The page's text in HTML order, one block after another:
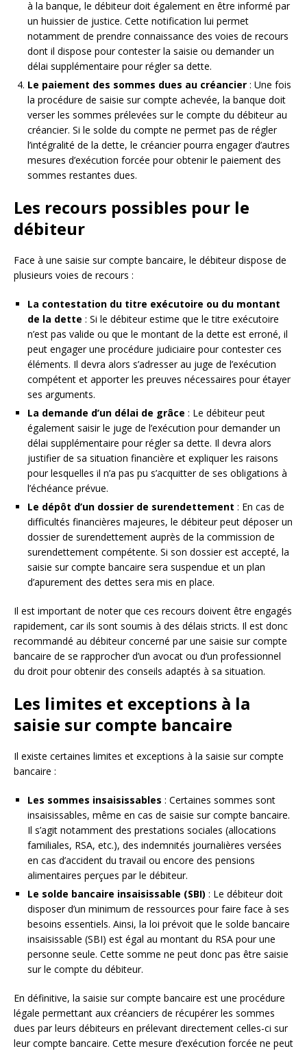
à la banque, le débiteur doit également en être informé par
un huissier de justice. Cette notification lui permet
notamment de prendre connaissance des voies de recours
dont il dispose pour contester la saisie ou demander un
délai supplémentaire pour régler sa dette.
Le paiement des sommes dues au créancier : Une fois
la procédure de saisie sur compte achevée, la banque doit
verser les sommes prélevées sur le compte du débiteur au
créancier. Si le solde du compte ne permet pas de régler
l’intégralité de la dette, le créancier pourra engager d’autres
mesures d’exécution forcée pour obtenir le paiement des
sommes restantes dues.
Les recours possibles pour le
débiteur
Face à une saisie sur compte bancaire, le débiteur dispose de
plusieurs voies de recours :
La contestation du titre exécutoire ou du montant
de la dette : Si le débiteur estime que le titre exécutoire
n’est pas valide ou que le montant de la dette est erroné, il
peut engager une procédure judiciaire pour contester ces
éléments. Il devra alors s’adresser au juge de l’exécution
compétent et apporter les preuves nécessaires pour étayer
ses arguments.
La demande d’un délai de grâce : Le débiteur peut
également saisir le juge de l’exécution pour demander un
délai supplémentaire pour régler sa dette. Il devra alors
justifier de sa situation financière et expliquer les raisons
pour lesquelles il n’a pas pu s’acquitter de ses obligations à
l’échéance prévue.
Le dépôt d’un dossier de surendettement : En cas de
difficultés financières majeures, le débiteur peut déposer un
dossier de surendettement auprès de la commission de
surendettement compétente. Si son dossier est accepté, la
saisie sur compte bancaire sera suspendue et un plan
d’apurement des dettes sera mis en place.
Il est important de noter que ces recours doivent être engagés
rapidement, car ils sont soumis à des délais stricts. Il est donc
recommandé au débiteur concerné par une saisie sur compte
bancaire de se rapprocher d’un avocat ou d’un professionnel
du droit pour obtenir des conseils adaptés à sa situation.
Les limites et exceptions à la
saisie sur compte bancaire
Il existe certaines limites et exceptions à la saisie sur compte
bancaire :
Les sommes insaisissables : Certaines sommes sont
insaisissables, même en cas de saisie sur compte bancaire.
Il s’agit notamment des prestations sociales (allocations
familiales, RSA, etc.), des indemnités journalières versées
en cas d’accident du travail ou encore des pensions
alimentaires perçues par le débiteur.
Le solde bancaire insaisissable (SBI) : Le débiteur doit
disposer d’un minimum de ressources pour faire face à ses
besoins essentiels. Ainsi, la loi prévoit que le solde bancaire
insaisissable (SBI) est égal au montant du RSA pour une
personne seule. Cette somme ne peut donc pas être saisie
sur le compte du débiteur.
En définitive, la saisie sur compte bancaire est une procédure
légale permettant aux créanciers de récupérer les sommes
dues par leurs débiteurs en prélevant directement celles-ci sur
leur compte bancaire. Cette mesure d’exécution forcée ne peut